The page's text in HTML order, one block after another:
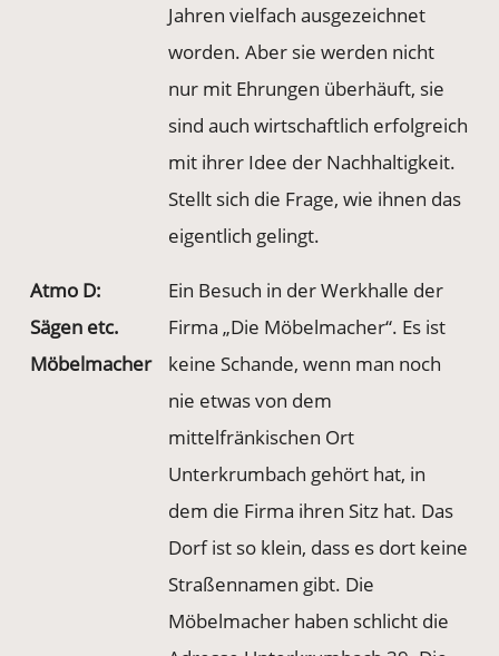
Jahren vielfach ausgezeichnet
worden. Aber sie werden nicht
nur mit Ehrungen überhäuft, sie
sind auch wirtschaftlich erfolgreich
mit ihrer Idee der Nachhaltigkeit.
Stellt sich die Frage, wie ihnen das
eigentlich gelingt.
Atmo D:
Sägen etc.
Möbelmacher
Ein Besuch in der Werkhalle der
Firma „Die Möbelmacher“. Es ist
keine Schande, wenn man noch
nie etwas von dem
mittelfränkischen Ort
Unterkrumbach gehört hat, in
dem die Firma ihren Sitz hat. Das
Dorf ist so klein, dass es dort keine
Straßennamen gibt. Die
Möbelmacher haben schlicht die